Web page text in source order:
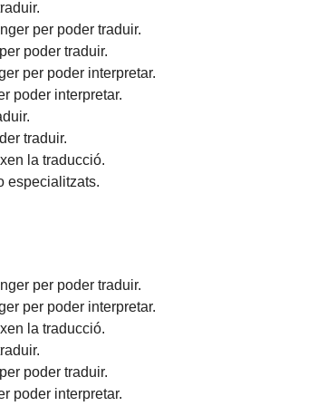
per poder traduir.
poder traduir.
per poder interpretar.
poder interpretar.
traduir.
la traducció.
especialitzats.
per poder traduir.
per poder interpretar.
la traducció.
poder traduir.
poder interpretar.